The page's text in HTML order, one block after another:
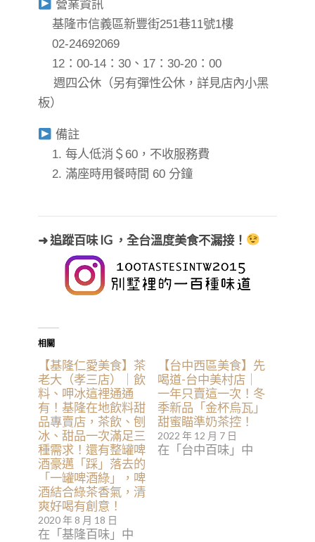
營業資訊
基隆市信義區新豐街251巷11號1樓
02-24692069
12：00-14：30、17：30-20：00
⠀ 週四公休（另有彈性公休，詳見店內小黑
板）
備註
1. 每人低消＄60，不收服務費
2. 滿座時用餐時間 60 分鐘
➜ 追蹤百味 IG ，全台溫度美食不漏接！
相關
【基隆仁愛美食】茶
老大（孝三店）｜飲
料、呷冰這裡通通
有！基隆在地飲料甜
品專賣店，茶飲、刨
冰、甜品一次滿足三
種需求！還有整罐啤
酒豪邁「踩」落去的
「一罐啤酒綠」，啤
酒結合綠茶香氣，清
爽好喝有創意！
2020 年 8 月 18 日
在「基隆百味」中
【台中西區美食】先
喝道-台中美村店｜
一年只賣這一次！冬
季新品「金杯烏瓦」
甜蜜瞄準奶茶控！
2022 年 12 月 7 日
在「台中百味」中